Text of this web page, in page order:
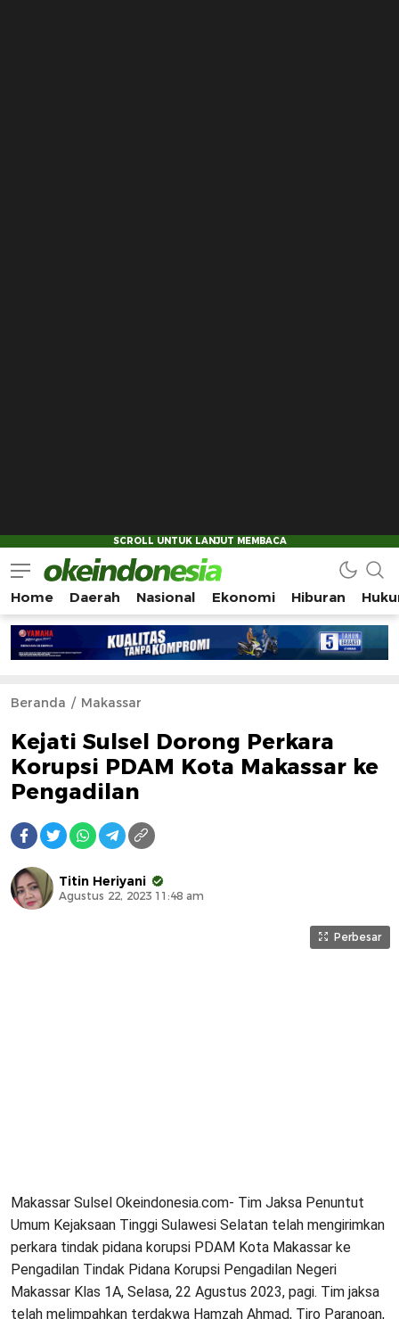
Okeindonesia.Online
Mengonlinekan Indonesia Secara Utuh
Home Daerah Nasional Ekonomi Hiburan
Beranda Makassar
Kejati Sulsel Dorong Perkara
Korupsi PDAM Kota Makassar ke
Pengadilan
Titin Heriyani
Agustus 22, 2023 11:48 am
Perbesar
Makassar Sulsel Okeindonesia.com- Tim Jaksa Penuntut
Umum Kejaksaan Tinggi Sulawesi Selatan telah mengirimkan
perkara tindak pidana korupsi PDAM Kota Makassar ke
Pengadilan Tindak Pidana Korupsi Pengadilan Negeri
Makassar Klas 1A, Selasa, 22 Agustus 2023, pagi. Tim jaksa
telah melimpahkan terdakwa Hamzah Ahmad, Tiro Paranoan,